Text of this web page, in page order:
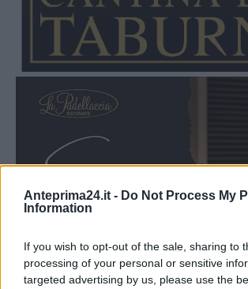
Anteprima24.it - Do Not Process My
Information
If you wish to opt-out of the sale, sharing to
processing of your personal or sensitive
targeted advertising by us, please use the